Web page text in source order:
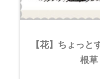
【花】ちょっと
根草